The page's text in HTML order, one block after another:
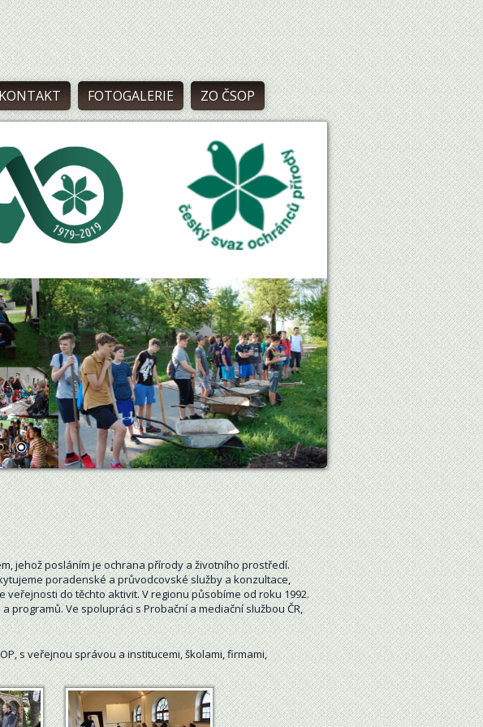
KONTAKT FOTOGALERIE
ZO ČSOP
jehož posláním je ochrana přírody a životního prostředí.
poradenské a průvodcovské služby a konzultace,
do těchto aktivit. V regionu působíme od roku 1992.
Ve spolupráci s Probační a mediační službou ČR,
s veřejnou správou a institucemi, školami, firmami,